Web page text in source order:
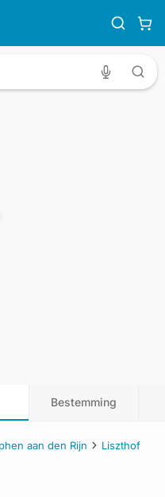
Bestemming
aan den Rijn
Liszthof